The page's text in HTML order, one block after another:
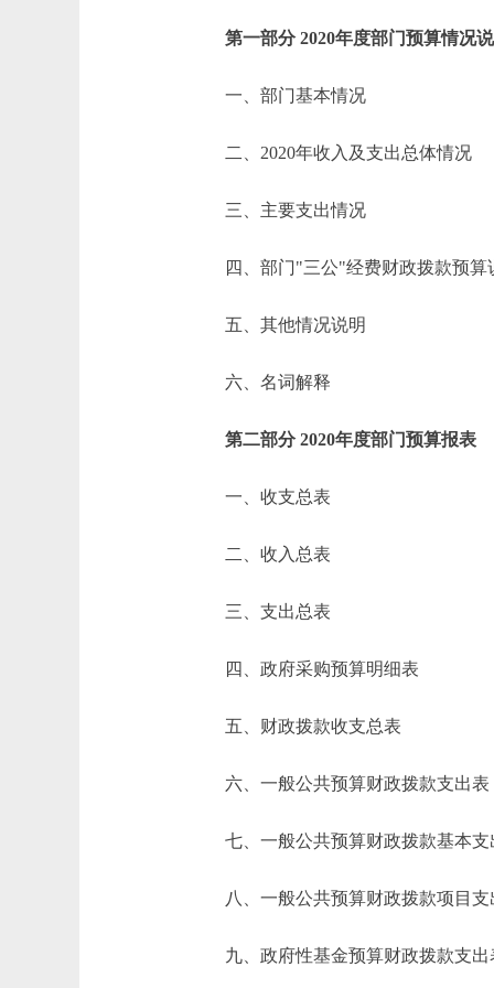
第一部分 2020年度部门预算情况说
一、部门基本情况
二、2020年收入及支出总体情况
三、主要支出情况
四、部门"三公"经费财政拨款预算
五、其他情况说明
六、名词解释
第二部分 2020年度部门预算报表
一、收支总表
二、收入总表
三、支出总表
四、政府采购预算明细表
五、财政拨款收支总表
六、一般公共预算财政拨款支出表
七、一般公共预算财政拨款基本支
八、一般公共预算财政拨款项目支
九、政府性基金预算财政拨款支出